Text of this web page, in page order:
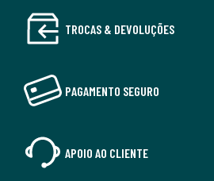
TROCAS & DEVOLUÇÕES
PAGAMENTO SEGURO
APOIO AO CLIENTE